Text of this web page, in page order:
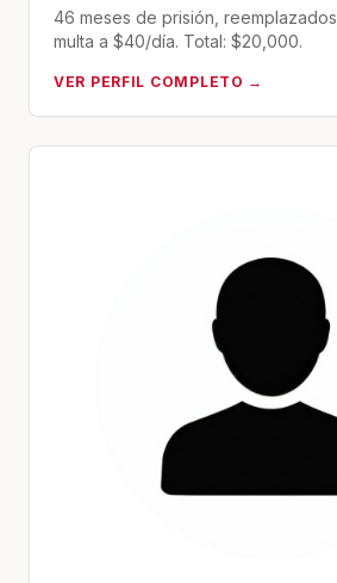
46 meses de prisión,
multa a $40/día. Total: $20,000.
VER PERFIL COMPLETO →